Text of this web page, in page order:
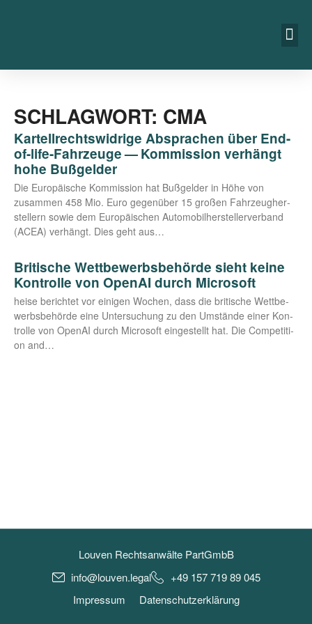
SCHLAGWORT: CMA
Kartellrechtswidrige Absprachen über End-
of-life-Fahrzeuge — Kommission verhängt
hohe Bußgelder
Die Euro­päi­sche Kom­mis­si­on hat Buß­gel­der in Höhe von
zusam­men 458 Mio. Euro gegen­über 15 gro­ßen Fahr­zeug­her­
stel­lern sowie dem Euro­päi­schen Auto­mo­bil­her­stel­ler­ver­band
(ACEA) ver­hängt. Dies geht aus…
Britische Wettbewerbsbehörde sieht keine
Kontrolle von OpenAI durch Microsoft
hei­se berich­tet vor eini­gen Wochen, dass die bri­ti­sche Wett­be­
werbs­be­hör­de eine Unter­su­chung zu den Umstän­de einer Kon­
trol­le von Ope­nAI durch Micro­soft ein­ge­stellt hat. Die Com­pe­ti­ti­
on and…
Louven Rechtsanwälte PartGmbB
info@louven.legal
+49 157 719 89 045
Impressum
Datenschutzerklärung